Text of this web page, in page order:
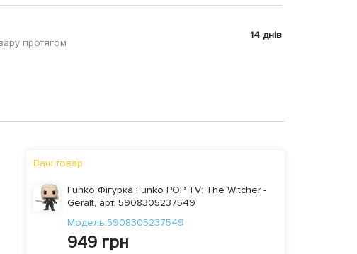
протягом
14 днів
Ваш товар
Funko Фігурка Funko POP TV: The Witcher -
Geralt, арт. 5908305237549
Модель:5908305237549
949 грн